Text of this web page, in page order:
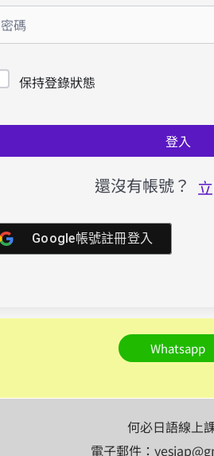
保持登錄狀態
登入
還沒有帳號？
Google帳號註冊登入
Whatsapp
何必日語線上
電子郵件：